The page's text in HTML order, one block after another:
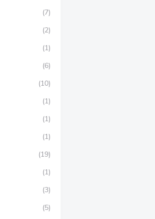
(7)
(2)
(1)
(6)
(10)
(1)
(1)
(1)
(19)
(1)
(3)
(5)